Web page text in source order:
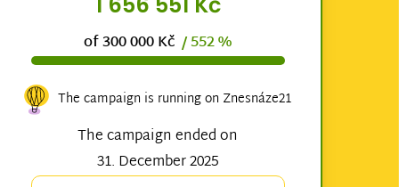
of 300 000 Kč/ 552 %
The campaign is running on Znesnáze21
The campaign ended on
31. December 2025